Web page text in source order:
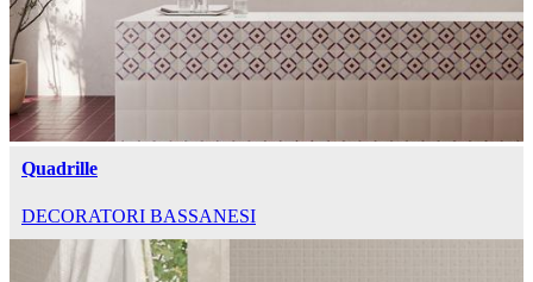
Quadrille
DECORATORI BASSANESI